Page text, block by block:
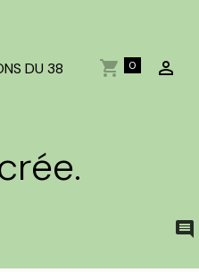
DU 38 0